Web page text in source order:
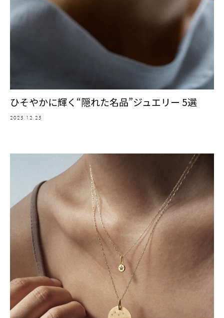
ひそやかに輝く“隠れた名品”ジュエリー 5選
2025.12.25